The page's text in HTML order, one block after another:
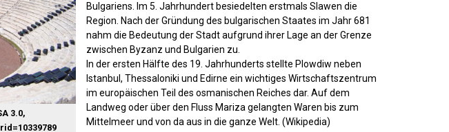
3.0,
Bulgariens. Im 5. Jahrhundert besiedelten erstmals Slawen die
Region. Nach der Gründung des bulgarischen Staates im Jahr 681
nahm die Bedeutung der Stadt aufgrund ihrer Lage an der Grenze
zwischen Byzanz und Bulgarien zu.
In der ersten Hälfte des 19. Jahrhunderts stellte Plowdiw neben
Istanbul, Thessaloniki und Edirne ein wichtiges Wirtschaftszentrum
im europäischen Teil des osmanischen Reiches dar. Auf dem
Landweg oder über den Fluss Mariza gelangten Waren bis zum
Mittelmeer und von da aus in die ganze Welt. (Wikipedia)